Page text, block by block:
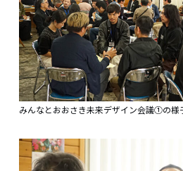
みんなとおおさき未来デザイン会議①の様